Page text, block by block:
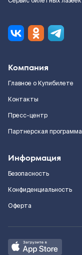
Компания
Главное о Купибилете
Контакты
Пресс-центр
Партнерская программа
Информация
Безопасность
Конфиденциальность
Оферта